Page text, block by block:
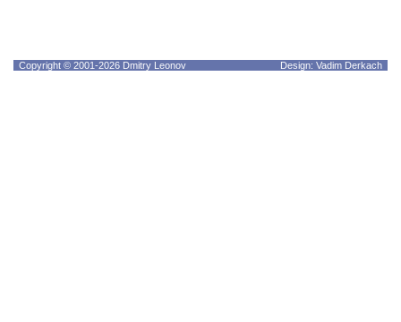
Copyright © 2001-2026 Dmitry Leonov Design: Vadim Derkach